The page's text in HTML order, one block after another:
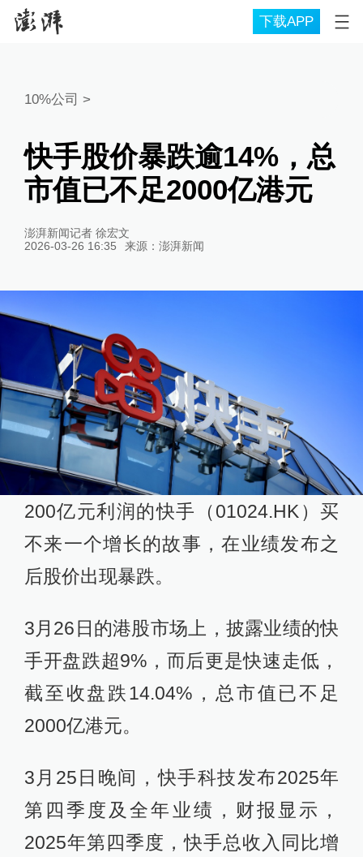
下载APP
10%公司 >
快手股价暴跌逾14%，总
市值已不足2000亿港元
澎湃新闻记者 徐宏文
2026-03-26 16:35
来源： 澎湃新闻
200亿元利润的快手（01024.HK）买
不来一个增长的故事，在业绩发布之
后股价出现暴跌。
3月26日的港股市场上，披露业绩的快
手开盘跌超9%，而后更是快速走低，
截至收盘跌14.04%，总市值已不足
2000亿港元。
3月25日晚间，快手科技发布2025年
第四季度及全年业绩，财报显示，
2025年第四季度，快手总收入同比增